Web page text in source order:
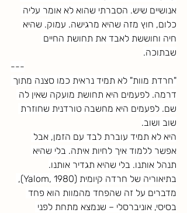
אנושיים שיש. הסברתי שהוא לא אומר עליה
כלום, חוץ מזה שהיא מרגישה. עמוק. שהיא
חיה וחוששת לאבד את תחושת החיים
שבתוכה.
---
"חרדת מוות" לא תמיד נראית כמו סצנה מתוך
דרמה. לפעמים היא תחושת מועקה שאין לה
שם. לפעמים היא מחשבה טורדנית שחוזרת
שוב ושוב.
היא לא תמיד עוברת לבד עם הזמן, אבל
אפשר ללמוד איך לחיות איתה. בלי שהיא
תנהל אותנו. בלי שהיא תגדיר אותנו.
בתיאוריה של חרדה קיומית (Yalom, 1980),
מדברים על זה שהפחד מהמוות הוא פחד
בסיסי, אוניברסלי – שנמצא מתחת לפני